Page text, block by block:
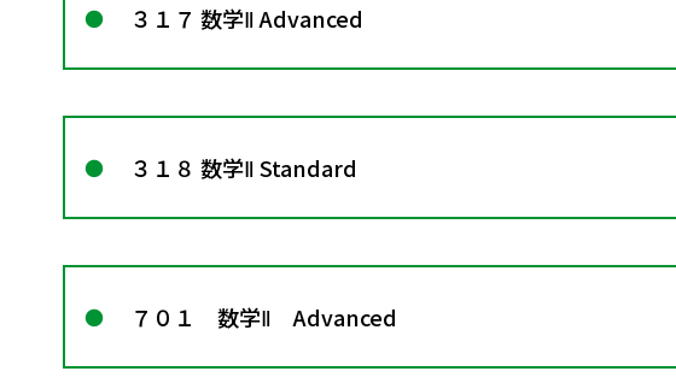
３１７ 数学Ⅱ Advanced
３１８ 数学Ⅱ Standard
７０１ 数学Ⅱ Advanced